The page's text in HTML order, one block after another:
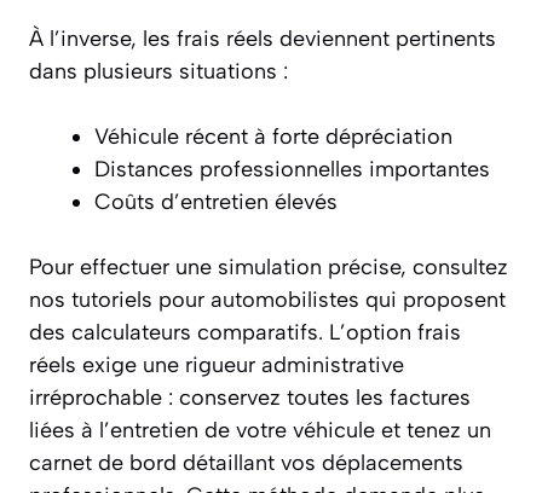
À l’inverse, les frais réels deviennent pertinents
dans plusieurs situations :
Véhicule récent à forte dépréciation
Distances professionnelles importantes
Coûts d’entretien élevés
Pour effectuer une simulation précise, consultez
nos tutoriels pour automobilistes qui proposent
des calculateurs comparatifs. L’option frais
réels exige une rigueur administrative
irréprochable : conservez toutes les factures
liées à l’entretien de votre véhicule et tenez un
carnet de bord détaillant vos déplacements